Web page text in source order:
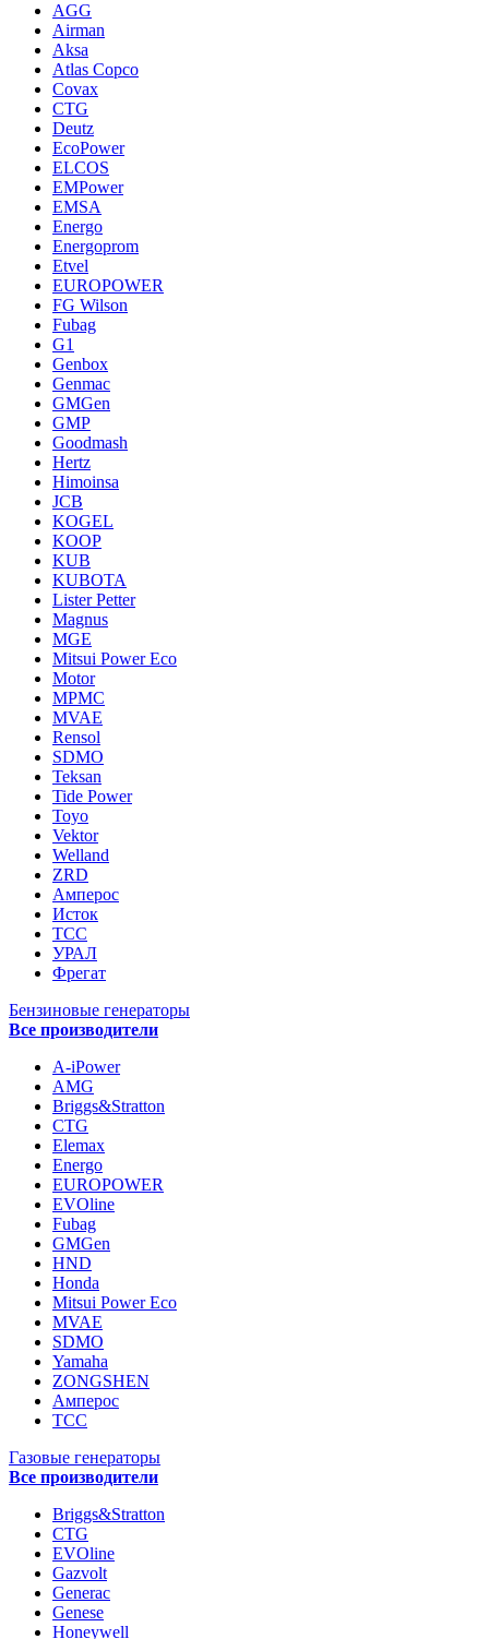
AGG
Airman
Aksa
Atlas Copco
Covax
CTG
Deutz
EcoPower
ELCOS
EMPower
EMSA
Energo
Energoprom
Etvel
EUROPOWER
FG Wilson
Fubag
G1
Genbox
Genmac
GMGen
GMP
Goodmash
Hertz
Himoinsa
JCB
KOGEL
KOOP
KUB
KUBOTA
Lister Petter
Magnus
MGE
Mitsui Power Eco
Motor
MPMC
MVAE
Rensol
SDMO
Teksan
Tide Power
Toyo
Vektor
Welland
ZRD
Амперос
Исток
ТСС
УРАЛ
Фрегат
Бензиновые генераторы
Все производители
A-iPower
AMG
Briggs&Stratton
CTG
Elemax
Energo
EUROPOWER
EVOline
Fubag
GMGen
HND
Honda
Mitsui Power Eco
MVAE
SDMO
Yamaha
ZONGSHEN
Амперос
ТСС
Газовые генераторы
Все производители
Briggs&Stratton
CTG
EVOline
Gazvolt
Generac
Genese
Honeywell